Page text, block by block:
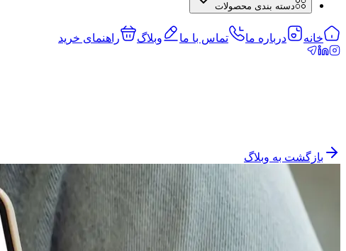
دسته بندی محصولات
خانه درباره ما تماس با ما وبلاگ راهنمای خرید
بازگشت به وبلاگ